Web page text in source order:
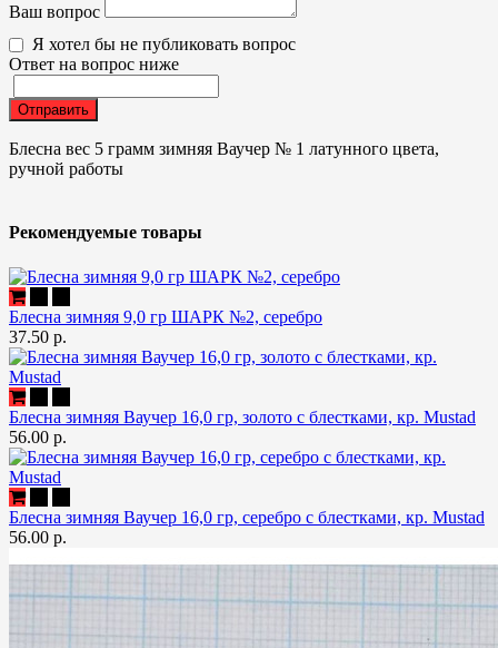
Ваш вопрос
Я хотел бы не публиковать вопрос
Ответ на вопрос ниже
Отправить
Блесна вес 5 грамм зимняя Ваучер № 1 латунного цвета,
ручной работы
Рекомендуемые товары
Блесна зимняя 9,0 гр ШАРК №2, серебро
37.50 р.
Блесна зимняя Ваучер 16,0 гр, золото с блестками, кр. Mustad
56.00 р.
Блесна зимняя Ваучер 16,0 гр, серебро с блестками, кр. Mustad
56.00 р.